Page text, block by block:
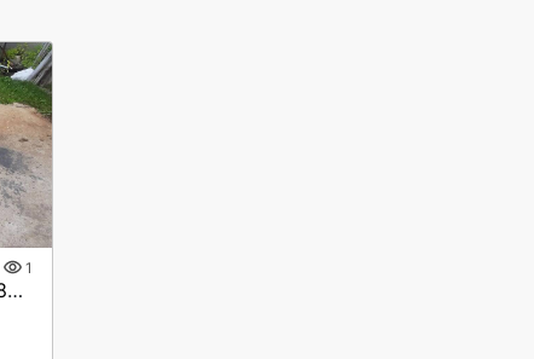
1
Сходни ГКА 5.219.40.2/3(85%)Р